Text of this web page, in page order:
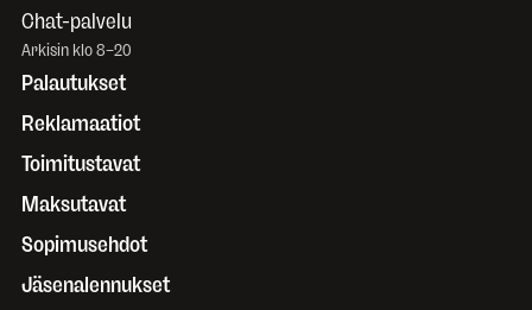
Chat-palvelu
Arkisin klo 8–20
Palautukset
Reklamaatiot
Toimitustavat
Maksutavat
Sopimusehdot
Jäsenalennukset